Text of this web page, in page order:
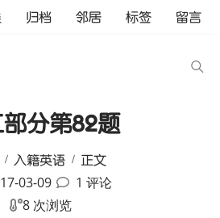
归档 邻居 标签 留言
分第82题
入籍英语 正文
03-09
1 评论
8 次浏览